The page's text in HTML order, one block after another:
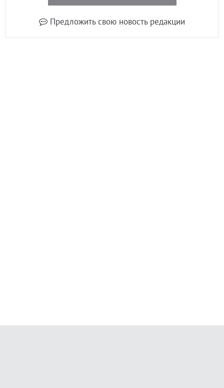
Предложить свою новость редакции